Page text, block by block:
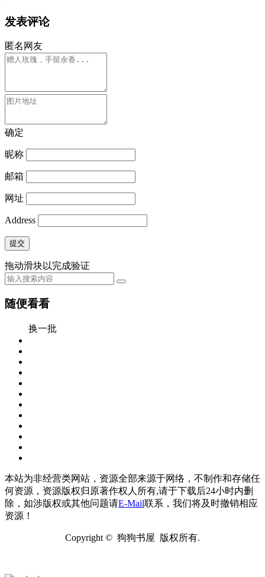
发表评论
匿名网友
确定
昵称
邮箱
网址
Address
提交
拖动滑块以完成验证
随便看看
换一批
本站为非经营类网站，资源全部来源于网络，不制作和存储任
何资源，资源版权归原著作权人所有,请于下载后24小时内删
除，如涉版权或其他问题请E-Mail联系，我们将及时撤销相应
资源！
Copyright © 狗狗书屋 版权所有.